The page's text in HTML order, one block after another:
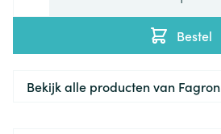
Bestel
Bekijk alle producten van Fagron